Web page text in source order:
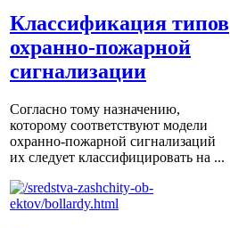
Классификация типов
охранно-пожарной
сигнализации
Согласно тому назначению,
которому соответствуют модели
охранно-пожарной сигнализаций
их следует классифицировать на ...